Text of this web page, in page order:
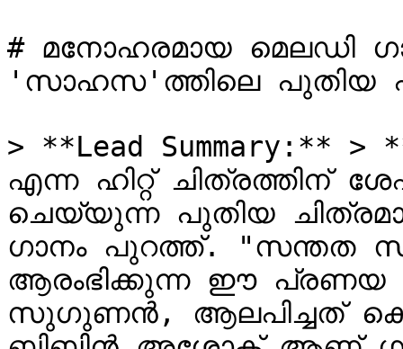
# മനോഹരമായ മെലഡി
'സാഹസ'ത്തിലെ പുതിയ
> **Lead Summary:**
എന്ന ഹിറ്റ് ചിത്രത്തിന്
ചെയ്യുന്ന പുതിയ
ഗാനം പുറത്ത്. "സന്തത
ആരംഭിക്കുന്ന ഈ പ്രണയ
സുഗുണൻ, ആലപിച്ചത് കെ